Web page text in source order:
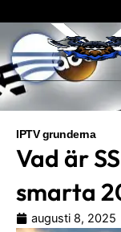
innehåll
IPTV grunderna
Vad är
smarta
augusti 8, 2025